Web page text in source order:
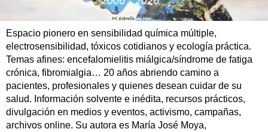
Espacio pionero en sensibilidad química múltiple,
electrosensibilidad, tóxicos cotidianos y ecología práctica.
Temas afines: encefalomielitis miálgica/síndrome de fatiga
crónica, fibromialgia… 20 años abriendo camino a
pacientes, profesionales y quienes desean cuidar de su
salud. Información solvente e inédita, recursos prácticos,
divulgación en medios y eventos, activismo, campañas,
archivos online. Su autora es María José Moya,